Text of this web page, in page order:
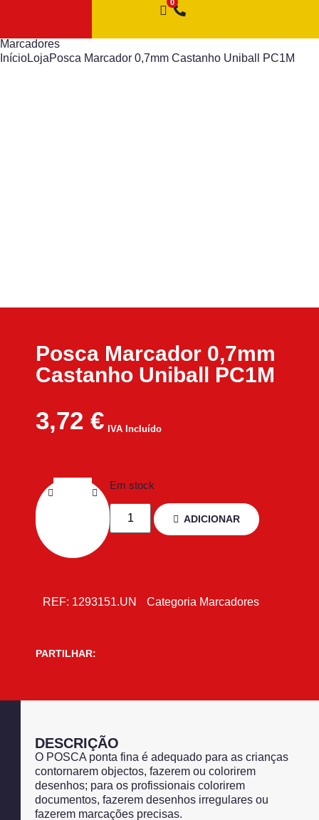
Marcadores
InícioLojaPosca Marcador 0,7mm Castanho Uniball PC1M
Posca Marcador 0,7mm
Castanho Uniball PC1M
3,72 € IVA Incluído
Em stock
ADICIONAR
REF: 1293151.UN Categoria Marcadores
PARTILHAR:
DESCRIÇÃO
O POSCA ponta fina é adequado para as crianças
contornarem objectos, fazerem ou colorirem
desenhos; para os profissionais colorirem
documentos, fazerem desenhos irregulares ou
fazerem marcações precisas.